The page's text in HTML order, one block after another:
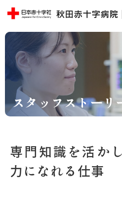
スタッフストーリ
専門知識を活か
力になれる仕事